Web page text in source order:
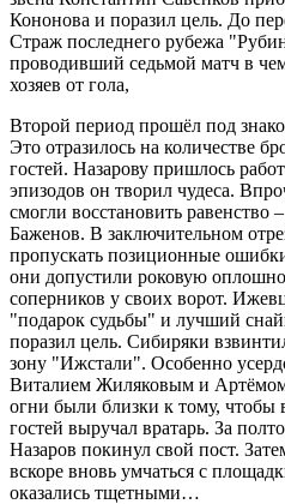
Кононова и поразил цель. До
Страж последнего рубежа
проводивший седьмой матч в
хозяев от гола,
Второй период прошёл под
Это отразилось на количестве
гостей. Назарову пришлось
эпизодов он творил чудеса.
смогли восстановить равенство
Баженов. В заключительном
пропускать позиционные
они допустили роковую
соперников у своих ворот.
"подарок судьбы" и лучший
поразил цель. Сибиряки
зону "Ижстали". Особенно
Виталием Жиляковым и Артёмом
огни были близки к тому, чтобы
гостей выручал вратарь. За
Назаров покинул свой пост.
вскоре вновь умчаться с
оказались тщетными…